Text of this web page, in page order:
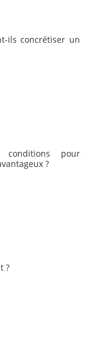
ils concrétiser un
conditions pour
?
?